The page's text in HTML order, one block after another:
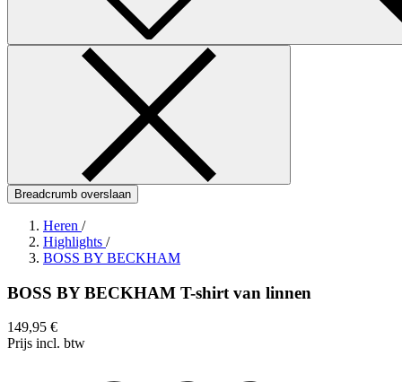
Breadcrumb overslaan
Heren /
Highlights /
BOSS BY BECKHAM
BOSS BY BECKHAM T-shirt van linnen
149,95 €
Prijs incl. btw